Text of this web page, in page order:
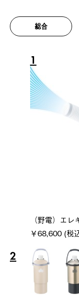
総合
1
（野電）エ
￥68,600 (税
2